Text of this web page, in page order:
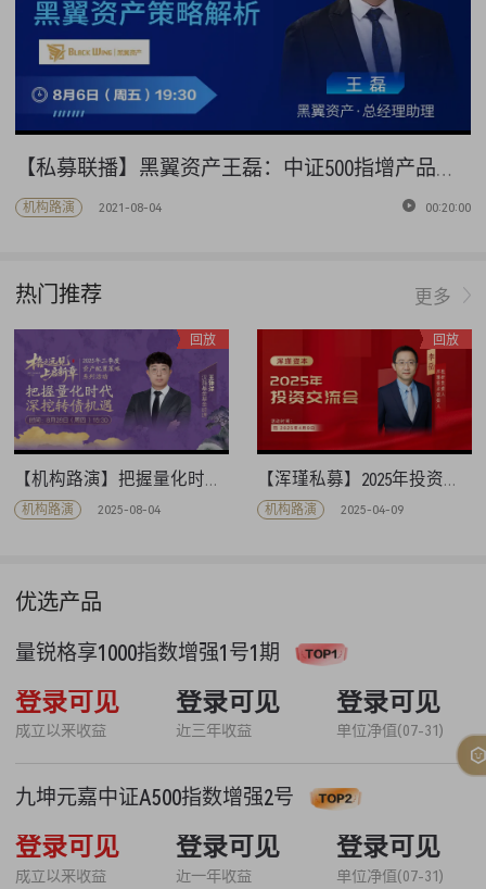
【私募联播】黑翼资产王磊：中证500指增产品解析
机构路演 2021-08-04 00:20:00
热门推荐 更多
回放
【机构路演】把握量化时代深挖转债机遇-汉鸿基金
机构路演 2025-08-04
回放
【浑瑾私募】2025年投资交流会
机构路演 2025-04-09
优选产品
量锐格享1000指数增强1号1期
53.36%
成立以来收益
登录可见 52.84%
近三年收益
登录可见 1.5336
单位净值(07-31)
登录可见
九坤元嘉中证A500指数增强2号
35.14%
成立以来收益
登录可见 25.61%
近一年收益
登录可见 1.3513
单位净值(07-31)
登录可见